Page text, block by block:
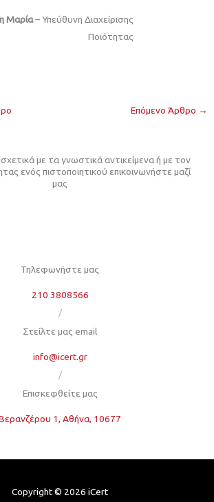
Μαρία– Υπεύθυνη Διαχείρισης
Ποιότητας
Επόμενο Άρθρο →
με τα γνωστικά αντικείμενα ή με τον
ενός πιστοποιητικού επικοινωνήστε μαζί
μας
Τηλεφωνήστε μας
210 3808566
/
Στείλτε μας email
info@icert.gr
/
Επισκεφθείτε μας
1, Αθήνα, 10677
Copyright © 2026 iCert